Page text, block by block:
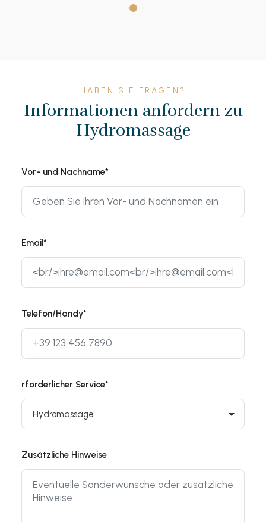
HABEN SIE FRAGEN?
Informationen anfordern zu
Hydromassage
Vor- und Nachname*
Email*
Telefon/Handy*
rforderlicher Service*
Zusätzliche Hinweise